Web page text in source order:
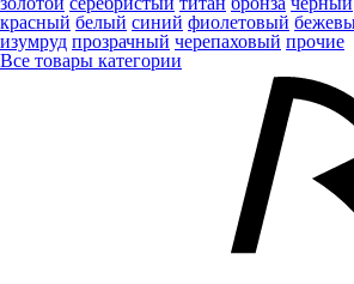
красный белый синий фиолетовый
изумруд прозрачный черепаховый прочие
Все товары категории